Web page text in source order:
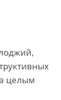
целым